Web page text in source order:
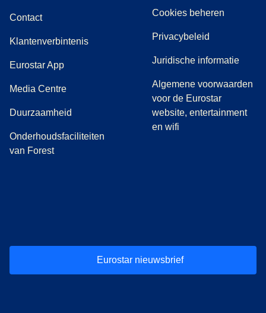
Contact
Klantenverbintenis
Eurostar App
Media Centre( opent in een nieuwe tab)
Duurzaamheid
Onderhoudsfaciliteiten
van Forest
Cookies beheren
Privacybeleid
Juridische informatie
Algemene voorwaarden
voor de Eurostar
website, entertainment
en wifi
Eurostar nieuwsbrief